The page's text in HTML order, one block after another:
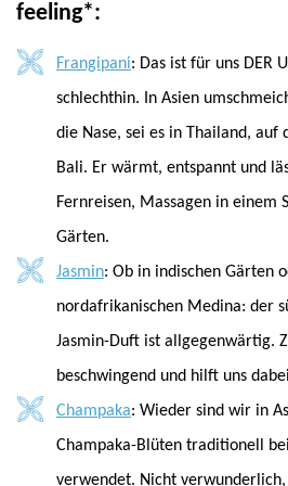
feeling*:
Frangipani: Das ist für uns DER
schlechthin. In Asien
die Nase, sei es in Thailand, auf
Bali. Er wärmt, entspannt und
Fernreisen, Massagen in einem
Gärten.
Jasmin: Ob in indischen Gärten
nordafrikanischen Medina: der
Jasmin-Duft ist allgegenwärtig.
beschwingend und hilft uns
Champaka: Wieder sind wir in
Champaka-Blüten traditionell
verwendet. Nicht